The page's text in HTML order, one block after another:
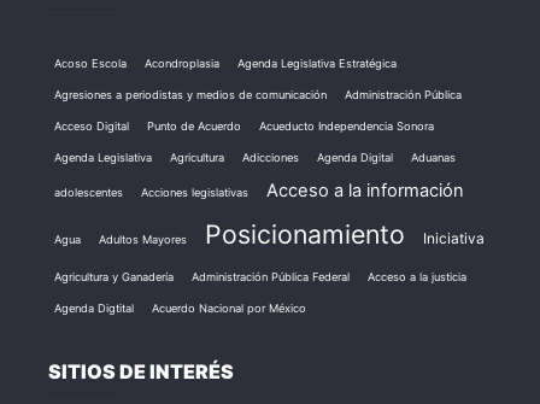
Acoso Escola Acondroplasia Agenda Legislativa Estratégica
Agresiones a periodistas y medios de comunicación Administración Pública
Acceso Digital Punto de Acuerdo Acueducto Independencia Sonora
Agenda Legislativa Agricultura Adicciones Agenda Digital Aduanas
adolescentes Acciones legislativas Acceso a la información
Agua Adultos Mayores Posicionamiento Iniciativa
Agricultura y Ganadería Administración Pública Federal Acceso a la justicia
Agenda Digtital Acuerdo Nacional por México
SITIOS DE INTERÉS